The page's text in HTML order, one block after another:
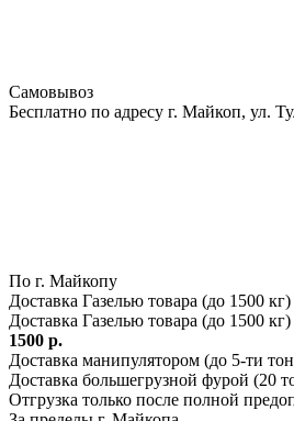
Самовывоз
Бесплатно по адресу г. Майкоп, ул.
По г. Майкопу
Доставка Газелью товара (до 1500
Доставка Газелью товара (до 1500
1500 р.
Доставка манипулятором (до 5-ти
Доставка большегрузной фурой (20
Отгрузка только после полной